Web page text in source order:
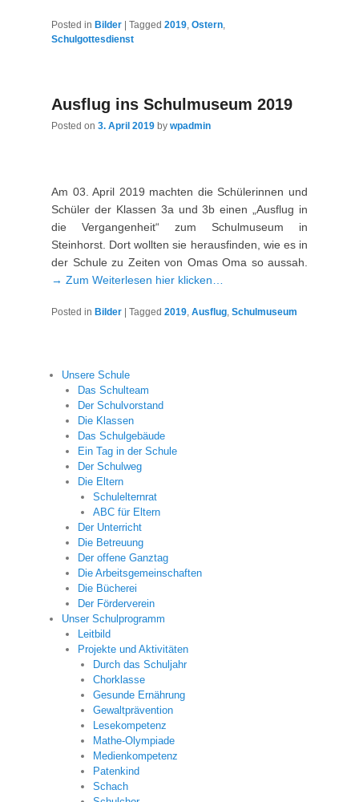
Posted in Bilder | Tagged 2019 Ostern
Schulgottesdienst
Ausflug ins Schulmuseum 2019
Posted on 3. April 2019 by wpadmin
Am 03. April 2019 machten die Schülerinnen und
Schüler der Klassen 3a und 3b einen „Ausflug in
die Vergangenheit“ zum Schulmuseum in
Steinhorst. Dort wollten sie herausfinden, wie es in
der Schule zu Zeiten von Omas Oma so aussah.
→ Zum Weiterlesen hier klicken…
Posted in Bilder | Tagged 2019 Ausflug Schulmuseum
Unsere Schule
Das Schulteam
Der Schulvorstand
Die Klassen
Das Schulgebäude
Ein Tag in der Schule
Der Schulweg
Die Eltern
Schulelternrat
ABC für Eltern
Der Unterricht
Die Betreuung
Der offene Ganztag
Die Arbeitsgemeinschaften
Die Bücherei
Der Förderverein
Unser Schulprogramm
Leitbild
Projekte und Aktivitäten
Durch das Schuljahr
Chorklasse
Gesunde Ernährung
Gewaltprävention
Lesekompetenz
Mathe-Olympiade
Medienkompetenz
Patenkind
Schach